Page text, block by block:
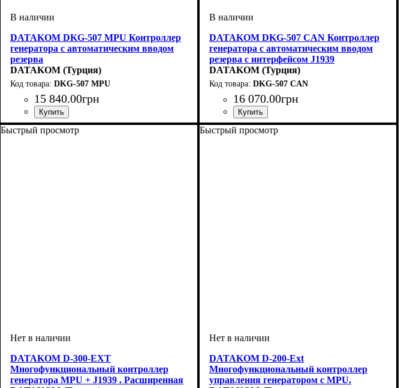
DATAKOM DKG-507 MPU Контроллер
генератора с автоматическим вводом
резерва
DATAKOM (Турция)
DKG-507 MPU
15 840.00грн
DATAKOM DKG-507 CAN Контроллер
генератора с автоматическим вводом
резерва с интерфейсом J1939
DATAKOM (Турция)
DKG-507 CAN
16 070.00грн
Быстрый просмотр
DATAKOM D-300-EXT
Многофункциональный контроллер
генератора MPU + J1939 . Расширенная
Быстрый просмотр
DATAKOM D-200-Ext
Многофункциональный контроллер
управления генератором c MPU.